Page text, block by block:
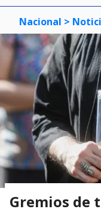
Nacional >
Gremios de